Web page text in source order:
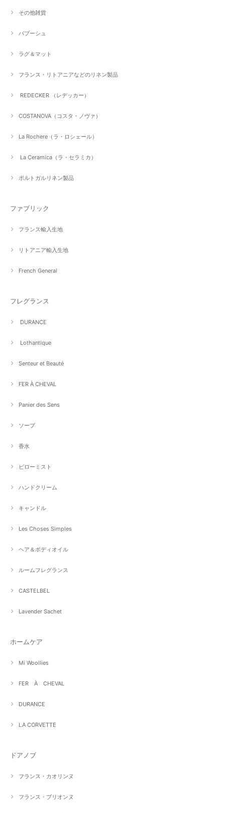
その他雑貨
バブーシュ
ラグ＆マット
フランス・リトアニアなどのリネン製品
REDECKER （レデッカー）
COSTANOVA（コスタ・ノヴァ）
La Rochere（ラ・ロシェール）
La Ceramica（ラ・セラミカ）
ポルトガルリネン製品
ファブリック
フランス輸入生地
リトアニア輸入生地
French General
フレグランス
DURANCE
Lothantique
Senteur et Beauté
FER À CHEVAL
Panier des Sens
ソープ
香水
ピローミスト
ハンドクリーム
キャンドル
Les Choses Simples
ヘア＆ボディオイル
ルームフレグランス
CASTELBEL
Lavender Sachet
ホームケア
Mi Woollies
FER À CHEVAL
DURANCE
LA CORVETTE
ドアノブ
フランス・カオリンヌ
フランス・ブリオンヌ